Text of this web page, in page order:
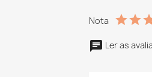
Nota
Ler as